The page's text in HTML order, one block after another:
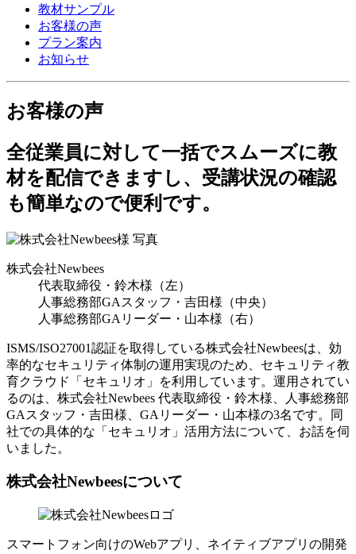
教材サンプル
お客様の声
プラン案内
お知らせ
お客様の声
全従業員に対して一括でスムーズに教
材を配信できますし、受講状況の確認
も簡単なので便利です。
株式会社Newbees
代表取締役・鈴木様（左）
人事総務部GAスタッフ・吉田様（中央）
人事総務部GAリーダー・山本様（右）
ISMS/ISO27001認証を取得している株式会社Newbeesは、効
率的なセキュリティ体制の運用実現のため、セキュリティ教
育クラウド「セキュリオ」を利用しています。運用されてい
るのは、株式会社Newbees 代表取締役・鈴木様、人事総務部
GAスタッフ・吉田様、GAリーダー・山本様の3名です。同
社での具体的な「セキュリオ」活用方法について、お話を伺
いました。
株式会社Newbeesについて
スマートフォン向けのWebアプリ、ネイティブアプリの開発